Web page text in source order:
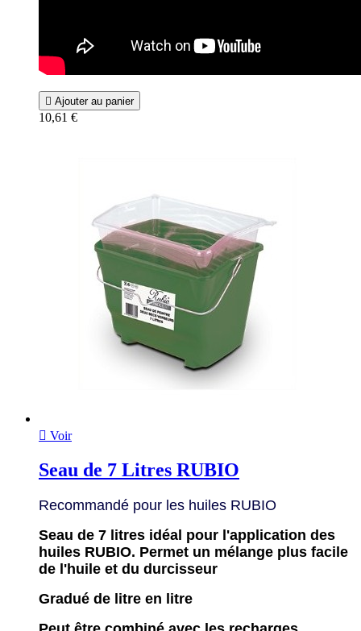
 Ajouter au panier
10,61 €
 Voir
Seau de 7 Litres RUBIO
Recommandé pour les huiles RUBIO
Seau de 7 litres idéal pour l'application des
huiles RUBIO. Permet un mélange plus facile
de l'huile et du durcisseur
Gradué de litre en litre